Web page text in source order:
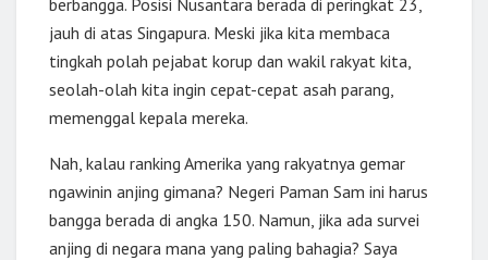
berbangga. Posisi Nusantara berada di peringkat 23,
jauh di atas Singapura. Meski jika kita membaca
tingkah polah pejabat korup dan wakil rakyat kita,
seolah-olah kita ingin cepat-cepat asah parang,
memenggal kepala mereka.
Nah, kalau ranking Amerika yang rakyatnya gemar
ngawinin anjing gimana? Negeri Paman Sam ini harus
bangga berada di angka 150. Namun, jika ada survei
anjing di negara mana yang paling bahagia? Saya